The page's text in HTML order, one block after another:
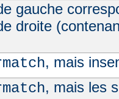
gauche
droite
, mais
, mais les